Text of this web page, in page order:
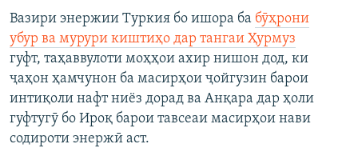
Вазири энержии Туркия бо ишора ба бӯҳрони
убур ва мурури киштиҳо дар тангаи Ҳурмуз
гуфт, таҳаввулоти моҳҳои ахир нишон дод, ки
ҷаҳон ҳамчунон ба масирҳои ҷойгузин барои
интиқоли нафт ниёз дорад ва Анқара дар ҳоли
гуфтугӯ бо Ироқ барои тавсеаи масирҳои нави
содироти энержӣ аст.